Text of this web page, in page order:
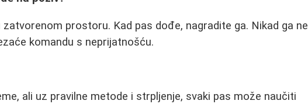
prostoru. Kad pas dođe, nagradite ga. Nikad ga ne
komandu s neprijatnošću.
ali uz pravilne metode i strpljenje, svaki pas može naučiti